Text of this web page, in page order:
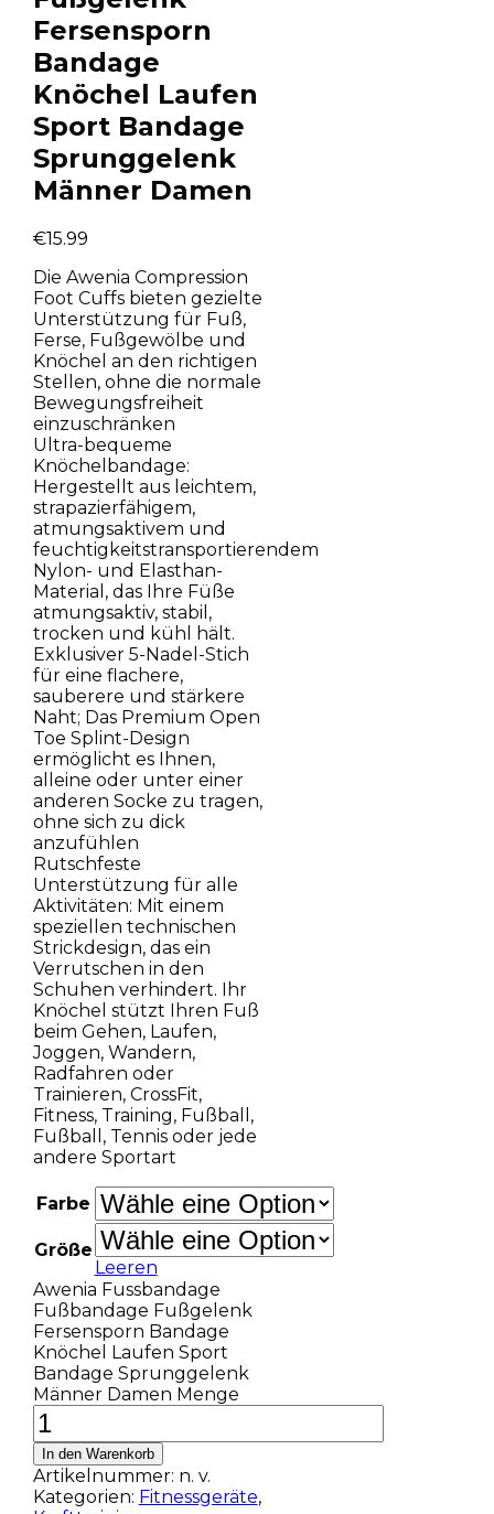
Fersensporn
Bandage
Knöchel Laufen
Sport Bandage
Sprunggelenk
Männer Damen
€15.99
Die Awenia Compression
Foot Cuffs bieten gezielte
Unterstützung für Fuß,
Ferse, Fußgewölbe und
Knöchel an den richtigen
Stellen, ohne die normale
Bewegungsfreiheit
einzuschränken
Ultra-bequeme
Knöchelbandage:
Hergestellt aus leichtem,
strapazierfähigem,
atmungsaktivem und
feuchtigkeitstransportierendem
Nylon- und Elasthan-
Material, das Ihre Füße
atmungsaktiv, stabil,
trocken und kühl hält.
Exklusiver 5-Nadel-Stich
für eine flachere,
sauberere und stärkere
Naht; Das Premium Open
Toe Splint-Design
ermöglicht es Ihnen,
alleine oder unter einer
anderen Socke zu tragen,
ohne sich zu dick
anzufühlen
Rutschfeste
Unterstützung für alle
Aktivitäten: Mit einem
speziellen technischen
Strickdesign, das ein
Verrutschen in den
Schuhen verhindert. Ihr
Knöchel stützt Ihren Fuß
beim Gehen, Laufen,
Joggen, Wandern,
Radfahren oder
Trainieren, CrossFit,
Fitness, Training, Fußball,
Fußball, Tennis oder jede
andere Sportart
Farbe
Größe
Leeren
Awenia Fussbandage
Fußbandage Fußgelenk
Fersensporn Bandage
Knöchel Laufen Sport
Bandage Sprunggelenk
Männer Damen Menge
In den Warenkorb
Artikelnummer: n. v.
Kategorien: Fitnessgeräte,